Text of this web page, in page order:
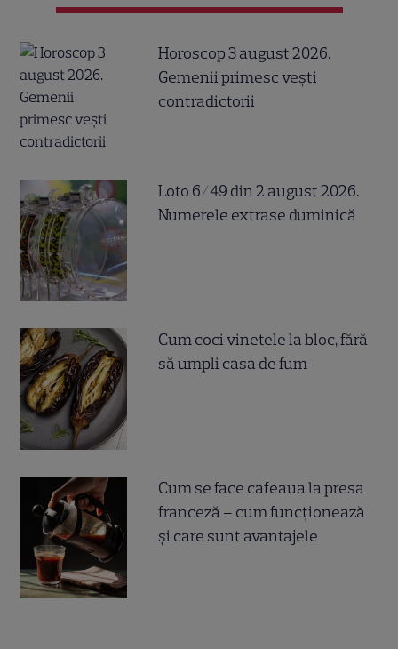
Horoscop 3 august 2026.
Gemenii primesc vești
contradictorii
Loto 6/49 din 2 august 2026.
Numerele extrase duminică
Cum coci vinetele la bloc, fără
să umpli casa de fum
Cum se face cafeaua la presa
franceză – cum funcționează
și care sunt avantajele